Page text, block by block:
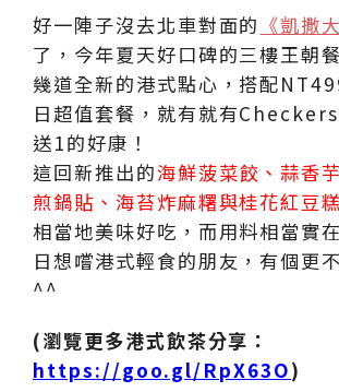
好一陣子沒去北車對面的 《凱撒
了，今年夏天好口碑的三樓王朝
幾道全新的港式點心，搭配
日超值套餐，就有就有
送1的好康！
這回新推出的海鮮菠菜餃、蒜香
煎鍋貼、海苔炸麻糬與桂花紅豆
相當地美味好吃，而用料相當實
日想嚐港式輕食的朋友，有個更
^^
(瀏覽更多港式飲茶分享：
https://goo.gl/RpX63O)